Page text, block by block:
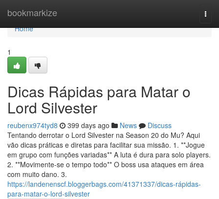
bookmarkize
Home
Home
1
Dicas Rápidas para Matar o
Lord Silvester
reubenx974tyd8 399 days ago News
Discuss
Tentando derrotar o Lord Silvester na Season 20 do Mu? Aqui
vão dicas práticas e diretas para facilitar sua missão. 1. **Jogue
em grupo com funções variadas** A luta é dura para solo players.
2. **Movimente-se o tempo todo** O boss usa ataques em área
com muito dano. 3.
https://landenenscf.bloggerbags.com/41371337/dicas-rápidas-
para-matar-o-lord-silvester